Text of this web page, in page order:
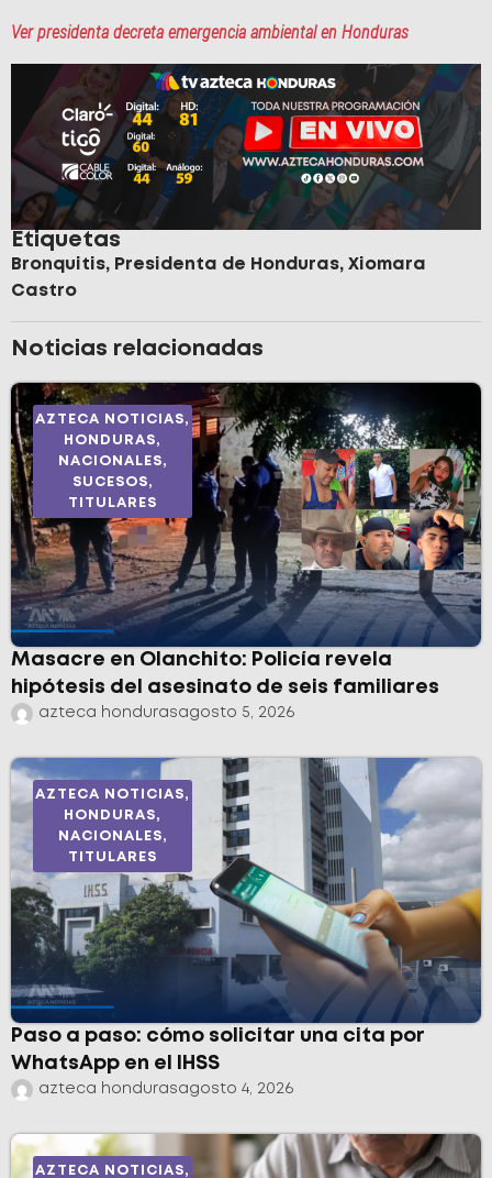
Ver presidenta decreta emergencia ambiental en Honduras
Etiquetas
Bronquitis, Presidenta de Honduras, Xiomara
Castro
Noticias relacionadas
AZTECA NOTICIAS,
HONDURAS,
NACIONALES,
SUCESOS,
TITULARES
Masacre en Olanchito: Policía revela
hipótesis del asesinato de seis familiares
azteca hondurasagosto 5, 2026
AZTECA NOTICIAS,
HONDURAS,
NACIONALES,
TITULARES
Paso a paso: cómo solicitar una cita por
WhatsApp en el IHSS
azteca hondurasagosto 4, 2026
AZTECA NOTICIAS,